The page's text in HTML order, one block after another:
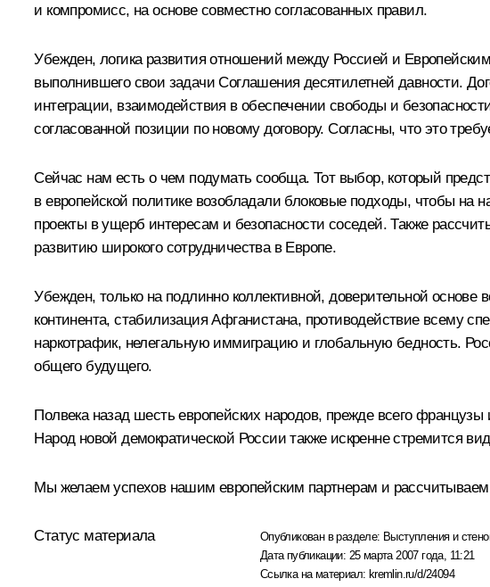
и компромисс, на основе совместно согласованных правил.
Убежден, логика развития отношений между Россией и
выполнившего свои задачи Соглашения десятилетней давности.
интеграции, взаимодействия в обеспечении свободы и
согласованной позиции по новому договору. Согласны, что это
Сейчас нам есть о чем подумать сообща. Тот выбор, который
в европейской политике возобладали блоковые подходы, чтобы
проекты в ущерб интересам и безопасности соседей. Также
развитию широкого сотрудничества в Европе.
Убежден, только на подлинно коллективной, доверительной
континента, стабилизация Афганистана, противодействие всему
наркотрафик, нелегальную иммиграцию и глобальную бедность.
общего будущего.
Полвека назад шесть европейских народов, прежде всего
Народ новой демократической России также искренне стремится
Мы желаем успехов нашим европейским партнерам и рассчитываем
Статус материала Опубликован в разделе: Выступления и
Дата публикации: 25 марта 2007 года, 11:21
Ссылка на материал: kremlin.ru/d/24094